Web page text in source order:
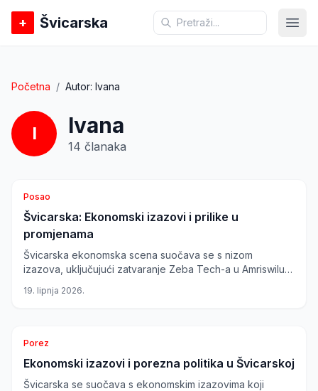
+ Švicarska
Početna / Autor: Ivana
I Ivana
14 članaka
Posao
Švicarska: Ekonomski izazovi i prilike u
promjenama
Švicarska ekonomska scena suočava se s nizom
izazova, uključujući zatvaranje Zeba Tech-a u Amriswilu,
nove mogućnosti, kao što je veliki projekt u San
19. lipnja 2026.
Porez
Ekonomski izazovi i porezna politika u Švicarskoj
Švicarska se suočava s ekonomskim izazovima koji